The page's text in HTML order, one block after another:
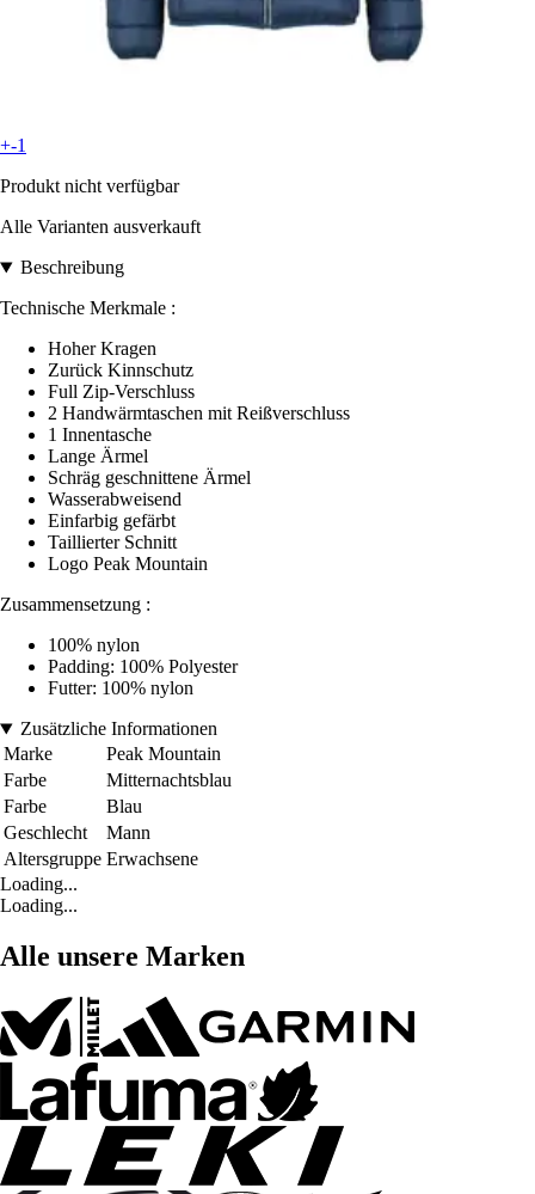
+-1
Produkt nicht verfügbar
Alle Varianten ausverkauft
Beschreibung
Technische Merkmale :
Hoher Kragen
Zurück Kinnschutz
Full Zip-Verschluss
2 Handwärmtaschen mit Reißverschluss
1 Innentasche
Lange Ärmel
Schräg geschnittene Ärmel
Wasserabweisend
Einfarbig gefärbt
Taillierter Schnitt
Logo Peak Mountain
Zusammensetzung :
100% nylon
Padding: 100% Polyester
Futter: 100% nylon
Zusätzliche Informationen
Marke
Peak Mountain
Farbe
Mitternachtsblau
Farbe
Blau
Geschlecht
Mann
Altersgruppe Erwachsene
Loading...
Loading...
Alle unsere Marken